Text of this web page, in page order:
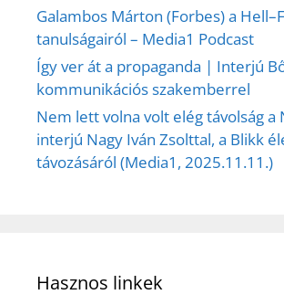
Galambos Márton (Forbes) a
tanulságairól – Media1 Podcast
Így ver át a propaganda | Interjú
kommunikációs szakemberrel
Nem lett volna volt elég távolság a
interjú Nagy Iván Zsolttal, a Blikk
távozásáról (Media1, 2025.11.11.)
Hasznos linkek